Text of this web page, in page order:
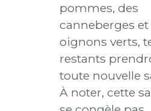
pommes, des
canneberges et
oignons verts,
restants
toute nouvelle
À noter, cette